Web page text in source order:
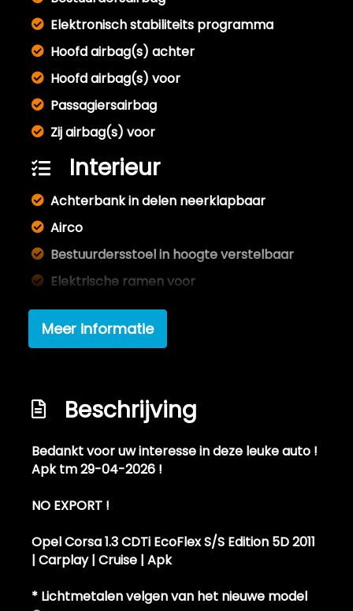
Elektronisch stabiliteits programma
Hoofd airbag(s) achter
Hoofd airbag(s) voor
Passagiersairbag
Zij airbag(s) voor
Interieur
Achterbank in delen neerklapbaar
Airco
Bestuurdersstoel in hoogte verstelbaar
Elektrische ramen voor
Stuur leder
Stuur verstelbaar
Buitenspiegels elektrisch verstel- en
verwarmbaar
Buitenspiegels elektrisch verstelbaar
Centrale vergrendeling met
Mistlampen voor
Meer informatie
Beschrijving
Bedankt voor uw interesse in deze leuke auto !
Apk tm 29-04-2026 !
NO EXPORT !
Opel Corsa 1.3 CDTi EcoFlex S/S Edition 5D 2011
| Carplay | Cruise | Apk
* Lichtmetalen velgen van het nieuwe model